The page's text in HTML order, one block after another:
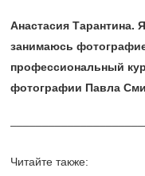
Анастасия Тарантина.
занимаюсь
профессиональный
фотографии Павла
Читайте также: